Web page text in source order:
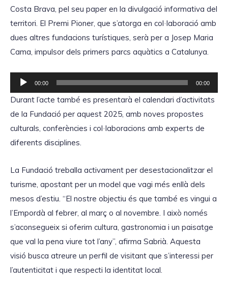
Costa Brava, pel seu paper en la divulgació informativa del
territori. El Premi Pioner, que s’atorga en col·laboració amb
dues altres fundacions turístiques, serà per a Josep Maria
Cama, impulsor dels primers parcs aquàtics a Catalunya.
e
00:00 00:00
Durant l’acte també es presentarà el calendari d’activitats
de la Fundació per aquest 2025, amb noves propostes
culturals, conferències i col·laboracions amb experts de
diferents disciplines.
La Fundació treballa activament per desestacionalitzar el
turisme, apostant per un model que vagi més enllà dels
mesos d’estiu. “El nostre objectiu és que també es vingui a
l’Empordà al febrer, al març o al novembre. I això només
s’aconsegueix si oferim cultura, gastronomia i un paisatge
que val la pena viure tot l’any”, afirma Sabrià. Aquesta
visió busca atreure un perfil de visitant que s’interessi per
l’autenticitat i que respecti la identitat local.